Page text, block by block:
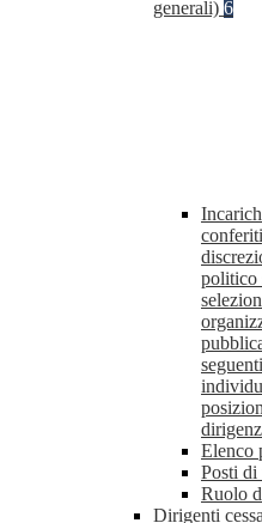
generali) 6
politico
Elenco
Posti
Ruolo
Dirigenti